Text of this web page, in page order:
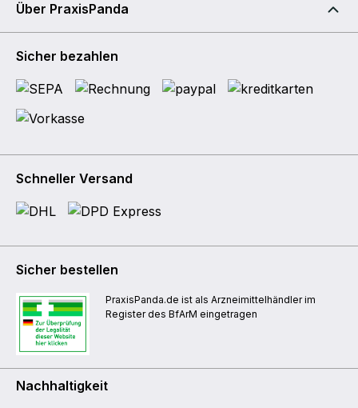
Über PraxisPanda
Sicher bezahlen
Schneller Versand
Sicher bestellen
PraxisPanda.de ist als Arzneimittelhändler im
Register des BfArM eingetragen
Nachhaltigkeit